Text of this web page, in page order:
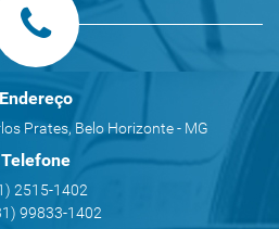
Endereço
Prates, Belo Horizonte - MG
Telefone
2515-1402
99833-1402